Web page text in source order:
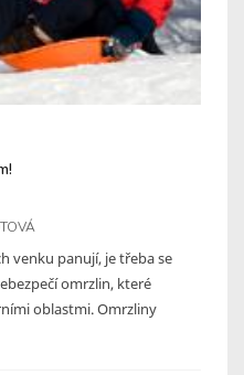
venku panují, je třeba se
omrzlin, které
oblastmi. Omrzliny